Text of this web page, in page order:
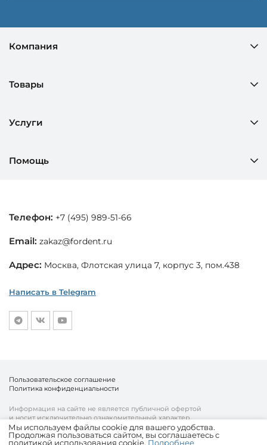
Компания
Товары
Услуги
Помощь
Телефон: +7 (495) 989-51-66
Email: zakaz@fordent.ru
Адрес: Москва, Флотская улица 7, корпус 3, пом.438
Написать в Telegram
© «Fordent», 2010—2026
Информация на сайте не является публичной офертой
и носит исключительно ознакомительный характер.
Пользовательское соглашение
Политика конфиденциальности
Мы используем файлы cookie для вашего удобства.
Продолжая пользоваться сайтом, вы соглашаетесь с
политикой использования cookie. Подробнее